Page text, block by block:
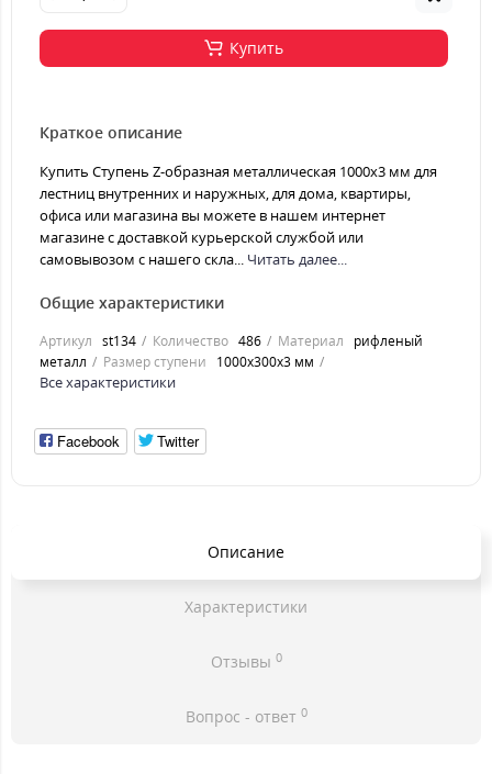
Купить
Краткое описание
Купить Ступень Z-образная металлическая 1000x3 мм для
лестниц внутренних и наружных, для дома, квартиры,
офиса или магазина вы можете в нашем интернет
магазине с доставкой курьерской службой или
самовывозом с нашего скла... Читать далее...
Общие характеристики
Артикул st134 Количество 486 Материал
рифленый
металл
Размер ступени 1000x300x3 мм
Все характеристики
Facebook Twitter
Описание
Характеристики
Отзывы 0
Вопрос - ответ 0